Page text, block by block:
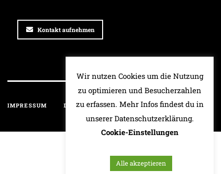
Kontakt aufnehmen
IMPRESSUM DATENSCHUTZ HAFTUNGSAUSSCHLUSS
Wir nutzen Cookies um die Nutzung
zu optimieren und Besucherzahlen
zu erfassen. Mehr Infos findest du in
unserer Datenschutzerklärung.
Cookie-Einstellungen
Alle akzeptieren